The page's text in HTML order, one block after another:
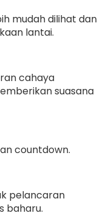
mudah dilihat dan
lantai.
cahaya
suasana
countdown.
pelancaran
baharu.